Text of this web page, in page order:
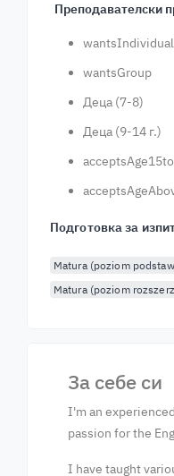
Преподавателски
wantsIndividual
wantsGroup
Деца (7-8)
Деца (9-14 г.)
Подготовка за
Matura (poziom
Matura (poziom
За себе си
I'm an
passion for the
I have taught